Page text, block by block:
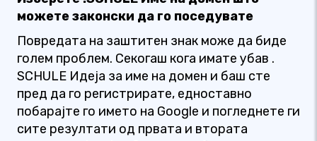
можете законски да го поседувате
Повредата на заштитен знак може да биде
голем проблем. Секогаш кога имате убав .
SCHULE Идеја за име на домен и баш сте
пред да го регистрирате, едноставно
побарајте го името на Google и погледнете ги
сите резултати од првата и втората